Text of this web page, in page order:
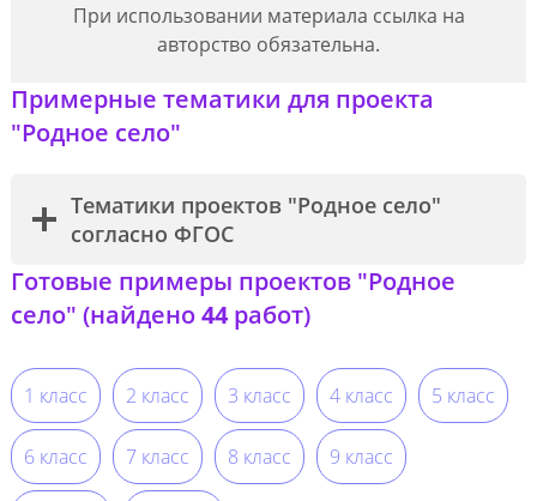
При использовании материала ссылка на
авторство обязательна.
Примерные тематики для проекта
"Родное село"
Тематики проектов "Родное село"
согласно ФГОС
Готовые примеры проектов "Родное
село" (найдено44работ)
1 класс 2 класс 3 класс 4 класс 5 класс
6 класс 7 класс 8 класс 9 класс